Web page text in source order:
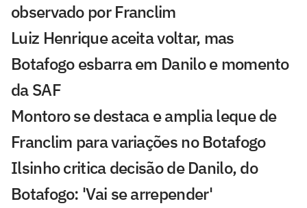
observado por Franclim
Luiz Henrique aceita voltar, mas
Botafogo esbarra em Danilo e momento
da SAF
Montoro se destaca e amplia leque de
Franclim para variações no Botafogo
Ilsinho critica decisão de Danilo, do
Botafogo: 'Vai se arrepender'